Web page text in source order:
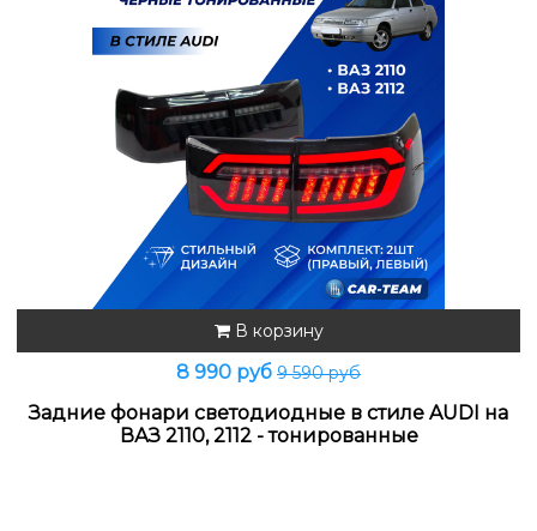
В корзину
8 990 руб 9 590 руб
Задние фонари светодиодные в стиле AUDI на
ВАЗ 2110, 2112 - тонированные